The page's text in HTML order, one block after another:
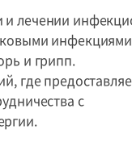
и лечении
и грипп.
где
с